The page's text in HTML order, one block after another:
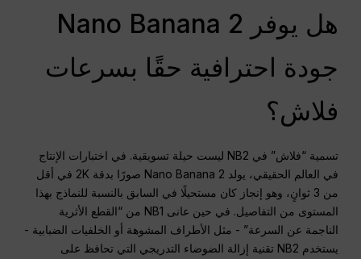
هل يوفر Nano Banana 2
جودة احترافية حقًا بسرعات
فلاش؟
تسمية “فلاش” في NB2 ليست حيلة تسويقية. في اختبارات الإنتاج
في العالم الحقيقي، يولد Nano Banana 2 صورًا بدقة 2K في أقل
من 3 ثوانٍ، وهو إنجاز كان مستحيلًا في السابق بالنسبة للنماذج بهذا
المستوى من التفاصيل. في حين عانى NB1 من “القطع الأثرية
الناجمة عن السرعة” - مثل الأطراف المشوهة أو الخلفيات الضبابية -
يستخدم NB2 تقنية إزالة الضوضاء التدريجي التي تحافظ على